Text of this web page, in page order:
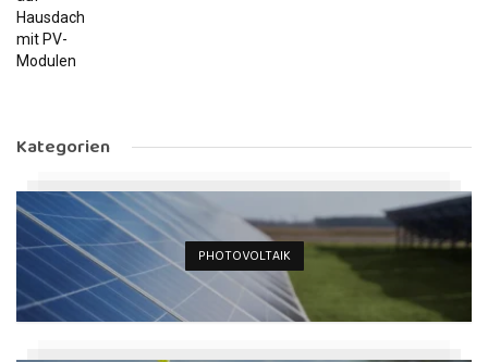
Kategorien
PHOTOVOLTAIK